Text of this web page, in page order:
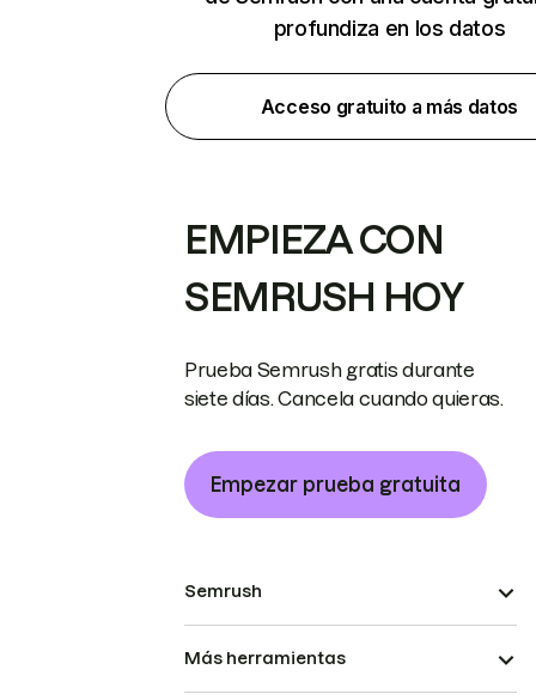
profundiza en los datos
Acceso gratuito a más datos
EMPIEZA CON
SEMRUSH HOY
Prueba Semrush gratis durante
siete días. Cancela cuando quieras.
Empezar prueba gratuita
Semrush
Más herramientas